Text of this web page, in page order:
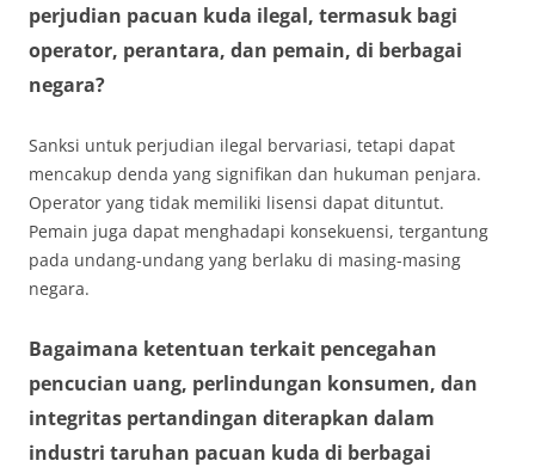
perjudian pacuan kuda ilegal, termasuk bagi
operator, perantara, dan pemain, di berbagai
negara?
Sanksi untuk perjudian ilegal bervariasi, tetapi dapat
mencakup denda yang signifikan dan hukuman penjara.
Operator yang tidak memiliki lisensi dapat dituntut.
Pemain juga dapat menghadapi konsekuensi, tergantung
pada undang-undang yang berlaku di masing-masing
negara.
Bagaimana ketentuan terkait pencegahan
pencucian uang, perlindungan konsumen, dan
integritas pertandingan diterapkan dalam
industri taruhan pacuan kuda di berbagai